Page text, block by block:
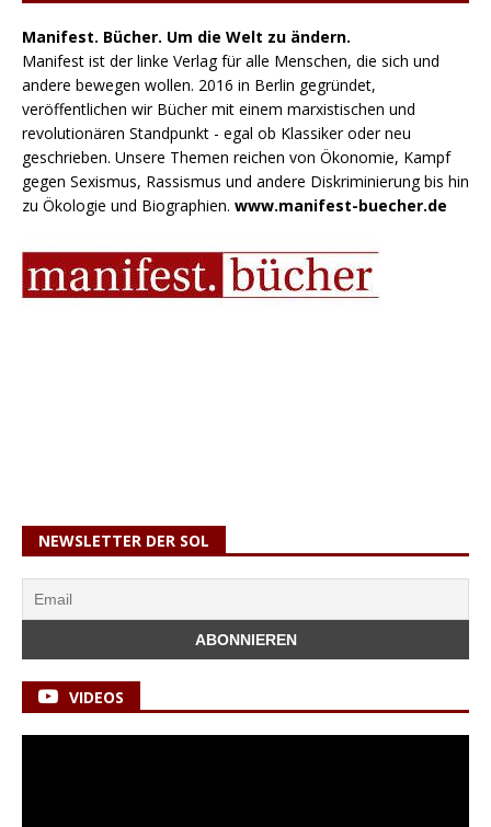
Manifest. Bücher. Um die Welt zu ändern.
Manifest ist der linke Verlag für alle Menschen, die sich und
andere bewegen wollen. 2016 in Berlin gegründet,
veröffentlichen wir Bücher mit einem marxistischen und
revolutionären Standpunkt - egal ob Klassiker oder neu
geschrieben. Unsere Themen reichen von Ökonomie, Kampf
gegen Sexismus, Rassismus und andere Diskriminierung bis hin
zu Ökologie und Biographien. www.manifest-buecher.de
NEWSLETTER DER SOL
VIDEOS